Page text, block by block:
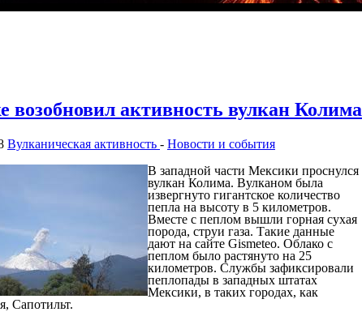
возобновил активность вулкан Колима
Вулканическая активность - Новости и события
В западной части Мексики проснулся
вулкан Колима. Вулканом была
извергнуто гигантское количество
пепла на высоту в 5 километров.
Вместе с пеплом вышли горная сухая
порода, струи газа. Такие данные
дают на сайте Gismeteo. Облако с
пеплом было растянуто на 25
километров. Службы зафиксировали
пеплопады в западных штатах
Мексики, в таких городах, как
Сапотильт.